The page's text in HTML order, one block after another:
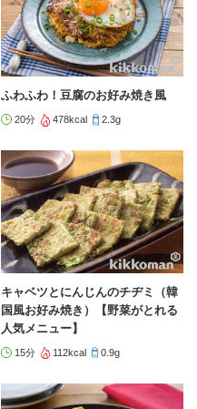
ふわふわ！豆腐のお好み焼き風
20分 478kcal 2.3g
キャベツとにんじんのチヂミ（韓
国風お好み焼き）【野菜がとれる
人気メニュー】
15分 112kcal 0.9g